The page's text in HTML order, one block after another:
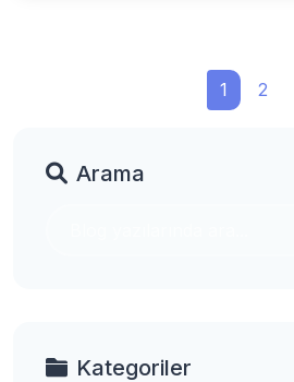
1 2
Arama
Kategoriler